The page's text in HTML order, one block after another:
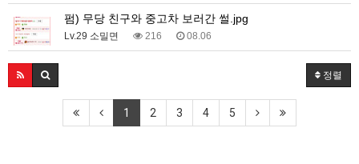
펌) 무당 친구와 중고차 보러간 썰.jpg
Lv.29 소밀면 216 08.06
정렬
1 2 3 4 5